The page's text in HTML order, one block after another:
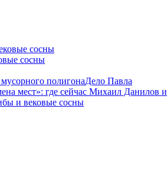
сосны
мусорного полигонаДело Павла
мест»: где сейчас Михаил Данилов и
и вековые сосны